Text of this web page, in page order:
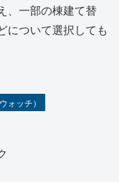
、一部の棟建て替
について選択しても
ォッチ）